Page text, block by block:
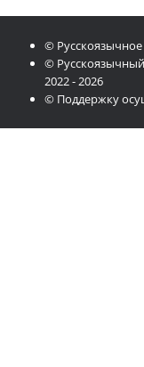
© Русскоязычное
© Русскоязычный
2022 - 2026
© Поддержку